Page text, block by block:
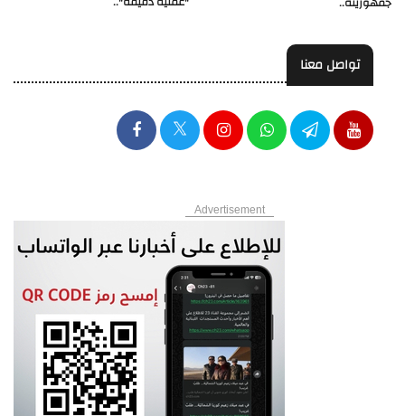
تواصل معنا
Advertisement